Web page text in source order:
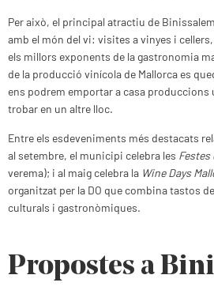
Per això, el principal atractiu de
amb el món del vi: visites a vinyes i
els millors exponents de la gastronomia
de la producció vinícola de Mallorca es
ens podrem emportar a casa
trobar en un altre lloc.
Entre els esdeveniments més destacats
al setembre, el municipi celebra les Festes
verema); i al maig celebra la Wine Days
organitzat per la DO que combina tastos
culturals i gastronòmiques.
Propostes a